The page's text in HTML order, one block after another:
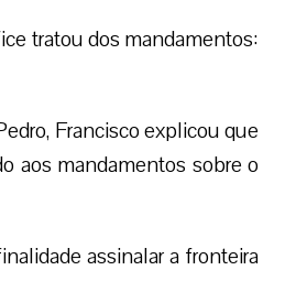
tratou dos mandamentos:
Francisco explicou que
aos mandamentos sobre o
assinalar a fronteira